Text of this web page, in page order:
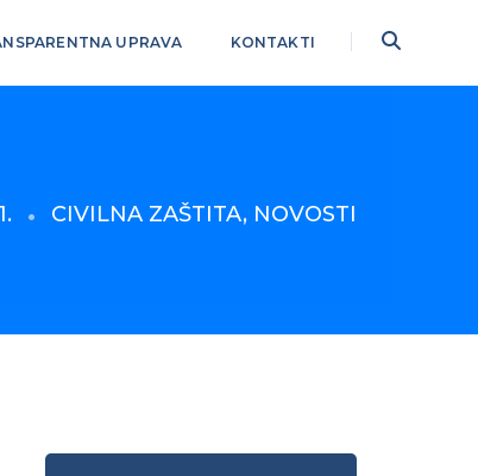
UPRAVA KONTAKTI
CIVILNA ZAŠTITA, NOVOSTI